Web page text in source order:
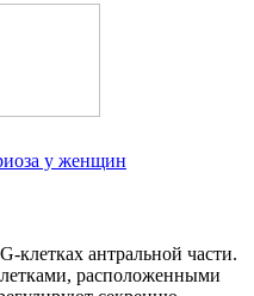
у женщин
клетках антральной части.
расположенными